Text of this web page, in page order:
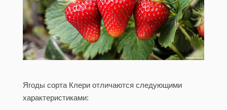
Ягоды сорта Клери отличаются следующими
характеристиками: